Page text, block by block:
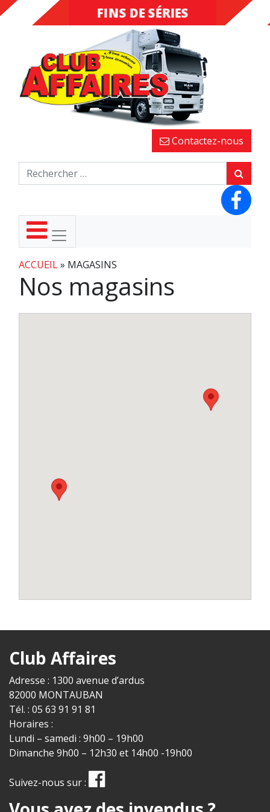
DESTOCKAGE
FINS DE SÉRIES
Contactez-nous
ACCUEIL» MAGASINS
Nos magasins
Club Affaires
Adresse : 1300 avenue d’ardus
82000 MONTAUBAN
Tél. : 05 63 91 91 81
Horaires :
Lundi – samedi : 9h00 – 19h00
Dimanche 9h00 – 12h30 et 14h00 -19h00
Suivez-nous sur :